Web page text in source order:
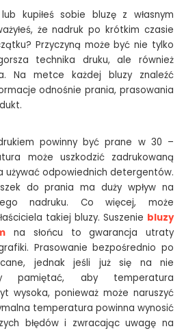
kupiłeś sobie bluzę z własnym
że nadruk po krótkim czasie
Przyczyną może być nie tylko
technika druku, ale również
Na metce każdej bluzy znaleźć
odnośnie prania, prasowania
powinny być prane w 30 –
może uszkodzić zadrukowaną
używać odpowiednich detergentów.
do prania ma duży wpływ na
nadruku. Co więcej, może
takiej bluzy. Suszenie bluzy
na słońcu to gwarancja utraty
Prasowanie bezpośrednio po
jednak jeśli już się na nie
pamiętać, aby temperatura
wysoka, ponieważ może naruszyć
temperatura powinna wynosić
błędów i zwracając uwagę na